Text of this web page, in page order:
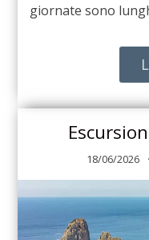
giornate sono
18/06/2026